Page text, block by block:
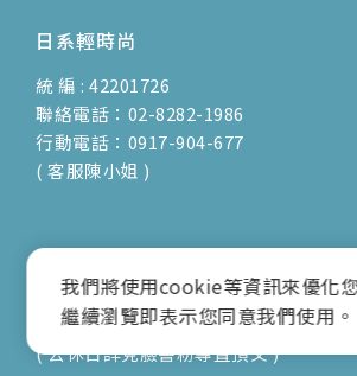
日系輕時尚
統 編 : 42201726
聯絡電話：02-8282-1986
行動電話：0917-904-677
( 客服陳小姐 )
E-mail：vienna.twn@msa.hinet.net
營業時間：9:00am-17:00pm
( 公休日詳見臉書粉專置頂文 )
我們將使用cookie等資訊來優化
繼續瀏覽即表示您同意我們使用。